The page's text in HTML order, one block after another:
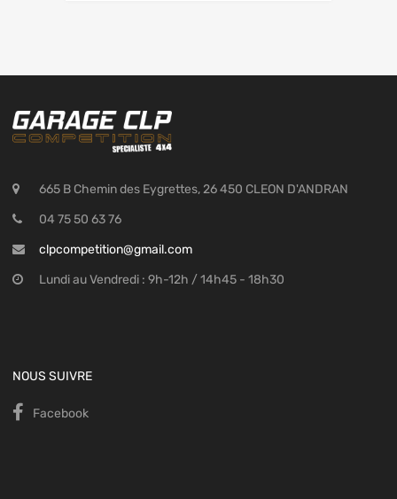
665 B Chemin des Eygrettes, 26 450 CLEON D'ANDRAN
04 75 50 63 76
clpcompetition@gmail.com
Lundi au Vendredi : 9h-12h / 14h45 - 18h30
NOUS SUIVRE
Facebook